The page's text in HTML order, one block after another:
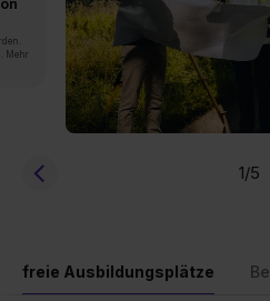
Mehr
1/5
freie Ausbildungsplätze